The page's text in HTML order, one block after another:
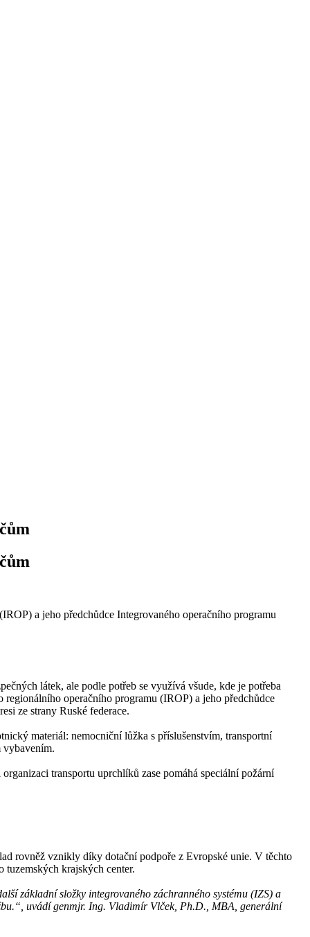
a jeho předchůdce Integrovaného operačního programu
látek, ale podle potřeb se využívá všude, kde je potřeba
operačního programu (IROP) a jeho předchůdce
ze strany Ruské federace.
materiál: nemocniční lůžka s příslušenstvím, transportní
vybavením.
transportu uprchlíků zase pomáhá speciální požární
rovněž vznikly díky dotační podpoře z Evropské unie. V těchto
tuzemských krajských center.
základní složky integrovaného záchranného systému (IZS) a
uvádí genmjr. Ing. Vladimír Vlček, Ph.D., MBA, generální